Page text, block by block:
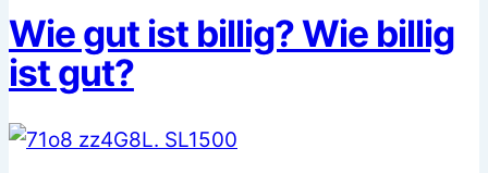
Wie gut ist billig? Wie billig
ist gut?